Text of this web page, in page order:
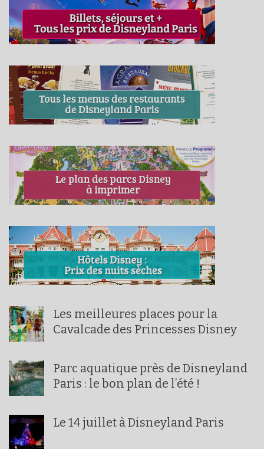
Les meilleures places pour la
Cavalcade des Princesses Disney
Parc aquatique près de Disneyland
Paris : le bon plan de l’été !
Le 14 juillet à Disneyland Paris